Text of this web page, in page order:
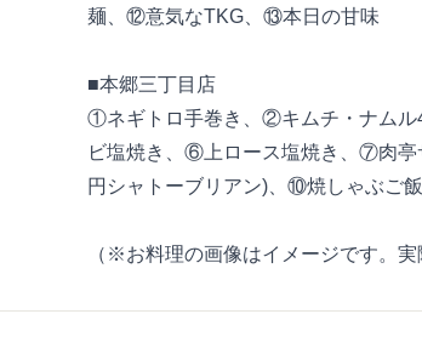
麺、⑫意気なTKG、⑬本日の甘味
■本郷三丁目店
①ネギトロ手巻き、②キムチ・ナム
ビ塩焼き、⑥上ロース塩焼き、⑦肉
円シャトーブリアン)、⑩焼しゃぶご
（※お料理の画像はイメージです。